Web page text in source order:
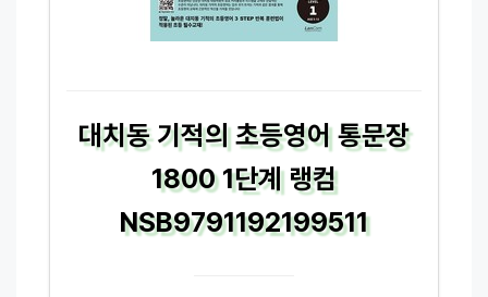
대치동 기적의 초등영어 통문장
1800 1단계 랭컴
NSB9791192199511